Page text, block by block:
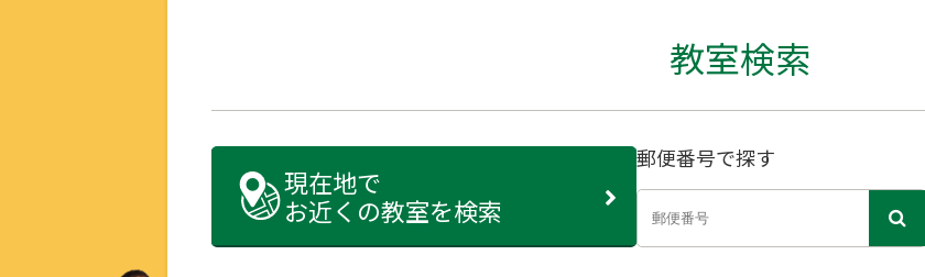
教室検索
現在地で
お近くの教室を検索
郵便番号で探す